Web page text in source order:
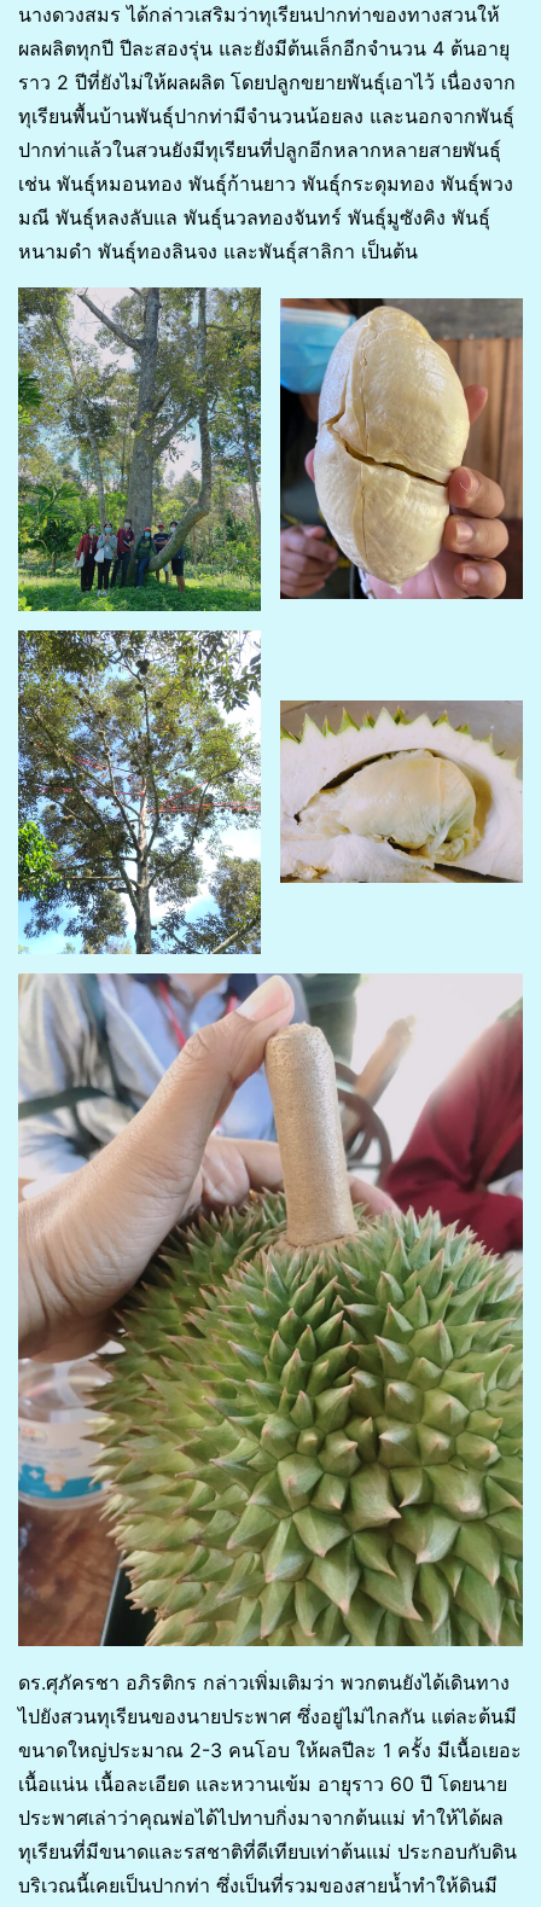
นางดวงสมร ได้กล่าวเสริมว่าทุเรียนปากท่าของทางสวนให้
ผลผลิตทุกปี ปีละสองรุ่น และยังมีต้นเล็กอีกจำนวน 4 ต้นอายุ
ราว 2 ปีที่ยังไม่ให้ผลผลิต โดยปลูกขยายพันธุ์เอาไว้ เนื่องจาก
ทุเรียนพื้นบ้านพันธุ์ปากท่ามีจำนวนน้อยลง และนอกจากพันธุ์
ปากท่าแล้วในสวนยังมีทุเรียนที่ปลูกอีกหลากหลายสายพันธุ์
เช่น พันธุ์หมอนทอง พันธุ์ก้านยาว พันธุ์กระดุมทอง พันธุ์พวง
มณี พันธุ์หลงลับแล พันธุ์นวลทองจันทร์ พันธุ์มูซังคิง พันธุ์
หนามดำ พันธุ์ทองลินจง และพันธุ์สาลิกา เป็นต้น
ดร.ศุภัครชา อภิรติกร กล่าวเพิ่มเติมว่า พวกตนยังได้เดินทาง
ไปยังสวนทุเรียนของนายประพาศ ซึ่งอยู่ไม่ไกลกัน แต่ละต้นมี
ขนาดใหญ่ประมาณ 2-3 คนโอบ ให้ผลปีละ 1 ครั้ง มีเนื้อเยอะ
เนื้อแน่น เนื้อละเอียด และหวานเข้ม อายุราว 60 ปี โดยนาย
ประพาศเล่าว่าคุณพ่อได้ไปทาบกิ่งมาจากต้นแม่ ทำให้ได้ผล
ทุเรียนที่มีขนาดและรสชาติที่ดีเทียบเท่าต้นแม่ ประกอบกับดิน
บริเวณนี้เคยเป็นปากท่า ซึ่งเป็นที่รวมของสายน้ำทำให้ดินมี